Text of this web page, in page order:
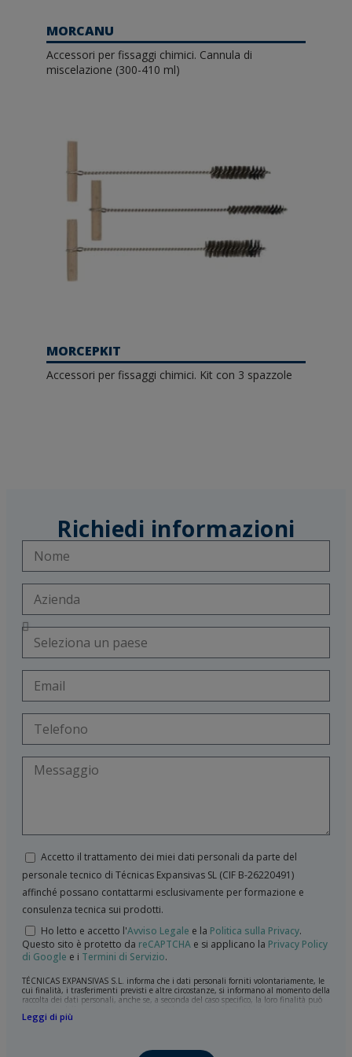
MORCANU
Accessori per fissaggi chimici. Cannula di
miscelazione (300-410 ml)
MORCEPKIT
Accessori per fissaggi chimici. Kit con 3 spazzole
Richiedi informazioni
Accetto il trattamento dei miei dati personali da parte del
personale tecnico di Técnicas Expansivas SL (CIF B-­26220491)
affinché possano contattarmi esclusivamente per formazione e
consulenza tecnica sui prodotti.
Ho letto e accetto l'Avviso Legale e la Politica sulla Privacy.
Questo sito è protetto da reCAPTCHA e si applicano la Privacy Policy
di Google e i Termini di Servizio.
TÉCNICAS EXPANSIVAS S.L. informa che i dati personali forniti volontariamente, le
cui finalità, i trasferimenti previsti e altre circostanze, si informano al momento della
raccolta dei dati personali, anche se, a seconda del caso specifico, la loro finalità può
mantenimento della relazione stabilita, la gestione integrale e commerciale dei
Leggi di più